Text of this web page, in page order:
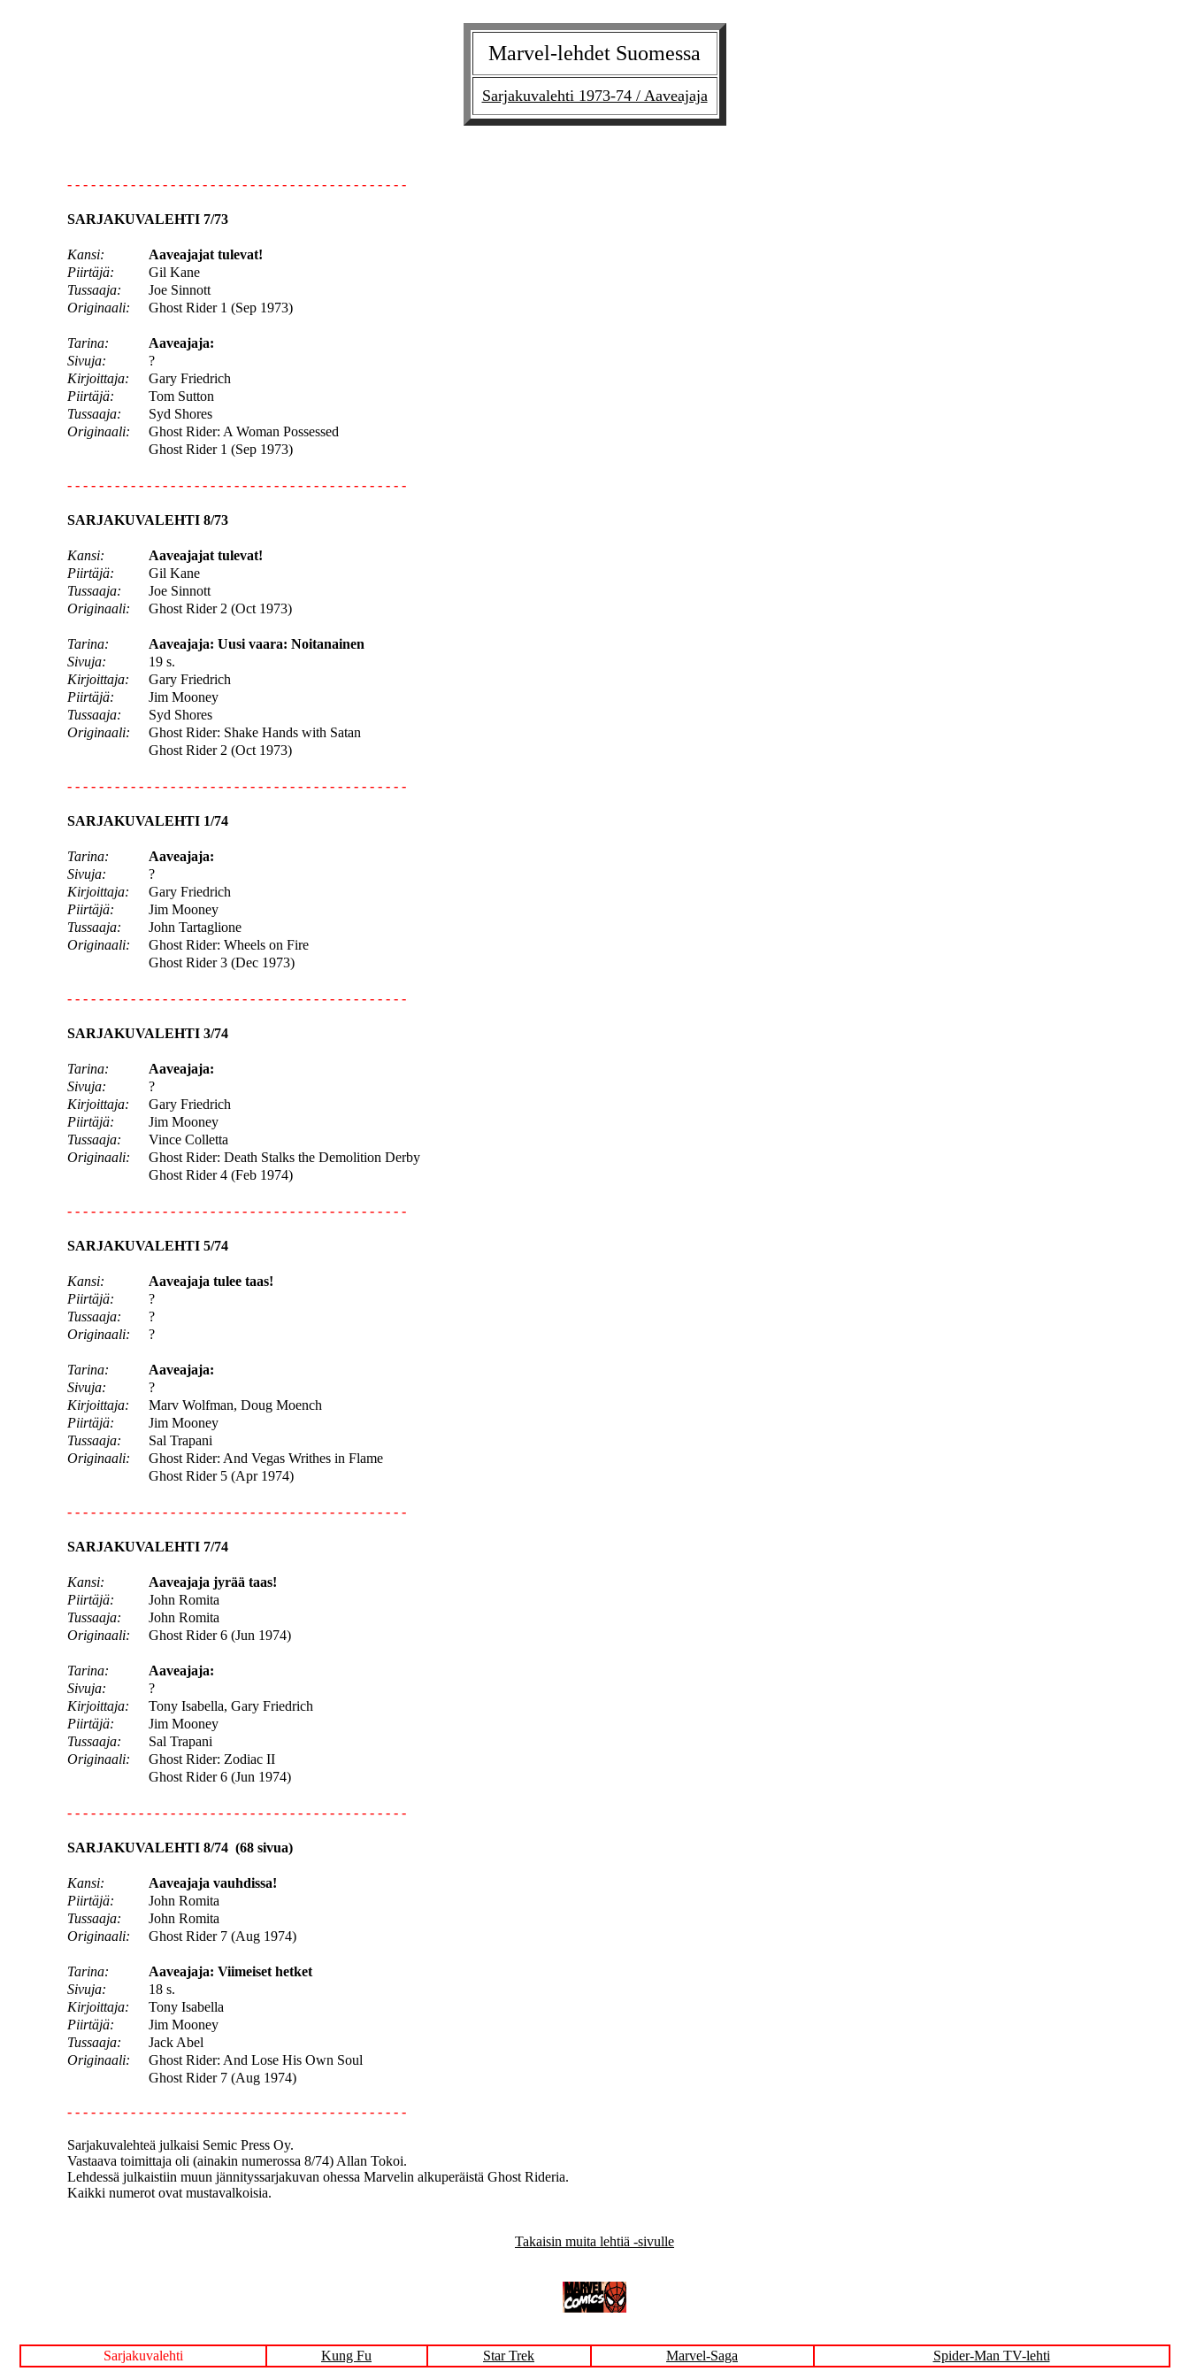
Marvel-lehdet Suomessa
Sarjakuvalehti 1973-74 / Aaveajaja
- - - - - - - - - - - - - - - - - - - - - - - - - - - - - - - - - - - - - - - - - - -
SARJAKUVALEHTI 7/73
Kansi:
Aaveajajat tulevat!
Piirtäjä:
Gil Kane
Tussaaja:
Joe Sinnott
Originaali:
Ghost Rider 1 (Sep 1973)
Tarina:
Aaveajaja:
Sivuja:
?
Kirjoittaja:
Gary Friedrich
Piirtäjä:
Tom Sutton
Tussaaja:
Syd Shores
Originaali:
Ghost Rider: A Woman Possessed
Ghost Rider 1 (Sep 1973)
- - - - - - - - - - - - - - - - - - - - - - - - - - - - - - - - - - - - - - - - - - -
SARJAKUVALEHTI 8/73
Kansi:
Aaveajajat tulevat!
Piirtäjä:
Gil Kane
Tussaaja:
Joe Sinnott
Originaali:
Ghost Rider 2 (Oct 1973)
Tarina:
Aaveajaja: Uusi vaara: Noitanainen
Sivuja:
19 s.
Kirjoittaja:
Gary Friedrich
Piirtäjä:
Jim Mooney
Tussaaja:
Syd Shores
Originaali:
Ghost Rider: Shake Hands with Satan
Ghost Rider 2 (Oct 1973)
- - - - - - - - - - - - - - - - - - - - - - - - - - - - - - - - - - - - - - - - - - -
SARJAKUVALEHTI 1/74
Tarina:
Aaveajaja:
Sivuja:
?
Kirjoittaja:
Gary Friedrich
Piirtäjä:
Jim Mooney
Tussaaja:
John Tartaglione
Originaali:
Ghost Rider: Wheels on Fire
Ghost Rider 3 (Dec 1973)
- - - - - - - - - - - - - - - - - - - - - - - - - - - - - - - - - - - - - - - - - - -
SARJAKUVALEHTI 3/74
Tarina:
Aaveajaja:
Sivuja:
?
Kirjoittaja:
Gary Friedrich
Piirtäjä:
Jim Mooney
Tussaaja:
Vince Colletta
Originaali:
Ghost Rider: Death Stalks the Demolition Derby
Ghost Rider 4 (Feb 1974)
- - - - - - - - - - - - - - - - - - - - - - - - - - - - - - - - - - - - - - - - - - -
SARJAKUVALEHTI 5/74
Kansi:
Aaveajaja tulee taas!
Piirtäjä:
?
Tussaaja:
?
Originaali:
?
Tarina:
Aaveajaja:
Sivuja:
?
Kirjoittaja:
Marv Wolfman, Doug Moench
Piirtäjä:
Jim Mooney
Tussaaja:
Sal Trapani
Originaali:
Ghost Rider: And Vegas Writhes in Flame
Ghost Rider 5 (Apr 1974)
- - - - - - - - - - - - - - - - - - - - - - - - - - - - - - - - - - - - - - - - - - -
SARJAKUVALEHTI 7/74
Kansi:
Aaveajaja jyrää taas!
Piirtäjä:
John Romita
Tussaaja:
John Romita
Originaali:
Ghost Rider 6 (Jun 1974)
Tarina:
Aaveajaja:
Sivuja:
?
Kirjoittaja:
Tony Isabella, Gary Friedrich
Piirtäjä:
Jim Mooney
Tussaaja:
Sal Trapani
Originaali:
Ghost Rider: Zodiac II
Ghost Rider 6 (Jun 1974)
- - - - - - - - - - - - - - - - - - - - - - - - - - - - - - - - - - - - - - - - - - -
SARJAKUVALEHTI 8/74 (68 sivua)
Kansi:
Aaveajaja vauhdissa!
Piirtäjä:
John Romita
Tussaaja:
John Romita
Originaali:
Ghost Rider 7 (Aug 1974)
Tarina:
Aaveajaja: Viimeiset hetket
Sivuja:
18 s.
Kirjoittaja:
Tony Isabella
Piirtäjä:
Jim Mooney
Tussaaja:
Jack Abel
Originaali:
Ghost Rider: And Lose His Own Soul
Ghost Rider 7 (Aug 1974)
- - - - - - - - - - - - - - - - - - - - - - - - - - - - - - - - - - - - - - - - - - -
Sarjakuvalehteä julkaisi Semic Press Oy.
Vastaava toimittaja oli (ainakin numerossa 8/74) Allan Tokoi.
Lehdessä julkaistiin muun jännityssarjakuvan ohessa Marvelin alkuperäistä Ghost Rideria.
Kaikki numerot ovat mustavalkoisia.
Takaisin muita lehtiä -sivulle
Sarjakuvalehti Kung Fu Star Trek Marvel-Saga Spider-Man TV-lehti